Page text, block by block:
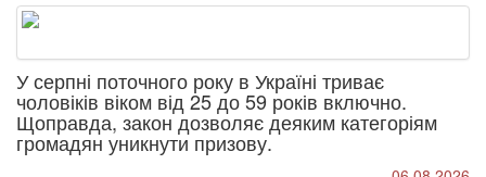
У серпні поточного року в Україні триває
чоловіків віком від 25 до 59 років включно.
Щоправда, закон дозволяє деяким категоріям
громадян уникнути призову.